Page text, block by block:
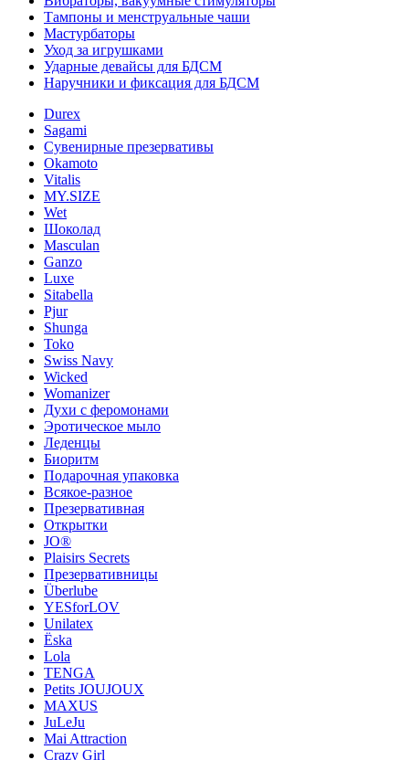
Тампоны и менструальные чаши
Мастурбаторы
Уход за игрушками
Ударные девайсы для БДСМ
Наручники и фиксация для БДСМ
Durex
Sagami
Сувенирные презервативы
Okamoto
Vitalis
MY.SIZE
Wet
Шоколад
Masculan
Ganzo
Luxe
Sitabella
Pjur
Shunga
Toko
Swiss Navy
Wicked
Womanizer
Духи с феромонами
Эротическое мыло
Леденцы
Биоритм
Подарочная упаковка
Всякое-разное
Презервативная
Открытки
JO®
Plaisirs Secrets
Презервативницы
Überlube
YESforLOV
Unilatex
Ёska
Lola
TENGA
Petits JOUJOUX
MAXUS
JuLeJu
Mai Attraction
Crazy Girl